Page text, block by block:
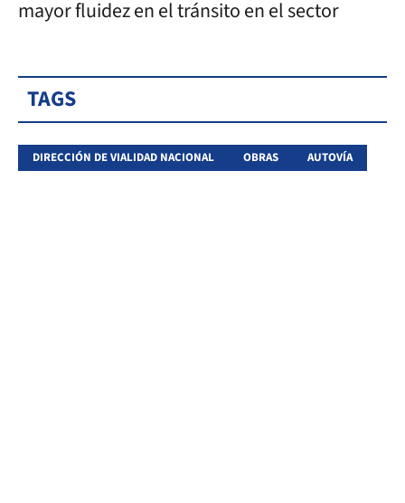
mayor fluidez en el tránsito en el sector
TAGS
DIRECCIÓN DE VIALIDAD NACIONAL OBRAS AUTOVÍA